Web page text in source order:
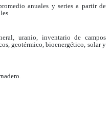
anuales y series a partir de
uranio, inventario de campos
geotérmico, bioenergético, solar y